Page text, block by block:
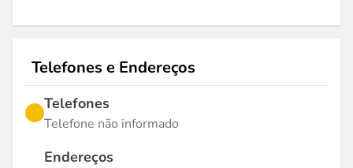
Telefones e Endereços
Telefones
Telefone não informado
Endereços